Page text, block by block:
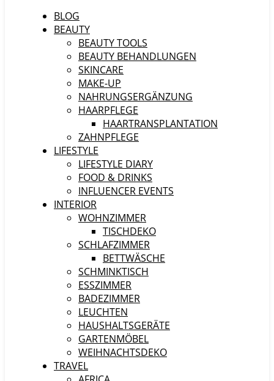
BLOG
BEAUTY
BEAUTY TOOLS
BEAUTY BEHANDLUNGEN
SKINCARE
MAKE-UP
NAHRUNGSERGÄNZUNG
HAARPFLEGE
HAARTRANSPLANTATION
ZAHNPFLEGE
LIFESTYLE
LIFESTYLE DIARY
FOOD & DRINKS
INFLUENCER EVENTS
INTERIOR
WOHNZIMMER
TISCHDEKO
SCHLAFZIMMER
BETTWÄSCHE
SCHMINKTISCH
ESSZIMMER
BADEZIMMER
LEUCHTEN
HAUSHALTSGERÄTE
GARTENMÖBEL
WEIHNACHTSDEKO
TRAVEL